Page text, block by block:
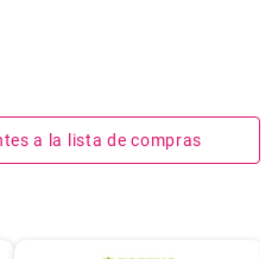
a la lista de compras